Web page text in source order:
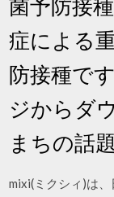
菌予防接
症による
防接種で
ジからダ
まちの話
mixi(ミクシィ)は